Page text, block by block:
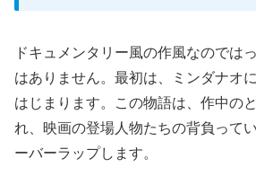
ドキュメンタリー風の作風なのでは
はありません。最初は、ミンダナオ
はじまります。この物語は、作中の
れ、映画の登場人物たちの背負って
ーバーラップします。